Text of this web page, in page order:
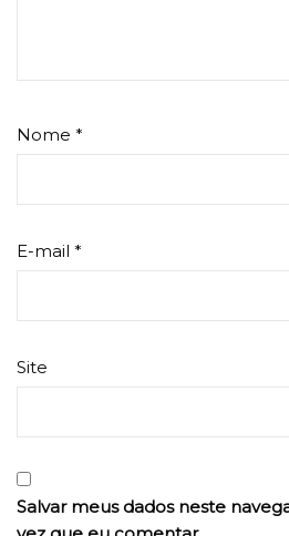
Nome *
E-mail *
Site
Salvar meus dados neste